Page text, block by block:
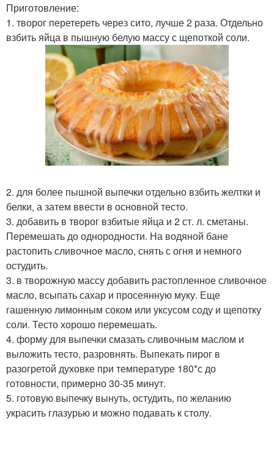
Приготовление:
1. творог перетереть через сито, лучше 2 раза. Отдельно
взбить яйца в пышную белую массу с щепоткой соли.
2. для более пышной выпечки отдельно взбить желтки и
белки, а затем ввести в основной тесто.
3. добавить в творог взбитые яйца и 2 ст. л. сметаны.
Перемешать до однородности. На водяной бане
растопить сливочное масло, снять с огня и немного
остудить.
3. в творожную массу добавить растопленное сливочное
масло, всыпать сахар и просеянную муку. Еще
гашенную лимонным соком или уксусом соду и щепотку
соли. Тесто хорошо перемешать.
4. форму для выпечки смазать сливочным маслом и
выложить тесто, разровнять. Выпекать пирог в
разогретой духовке при температуре 180*с до
готовности, примерно 30-35 минут.
5. готовую выпечку вынуть, остудить, по желанию
украсить глазурью и можно подавать к столу.